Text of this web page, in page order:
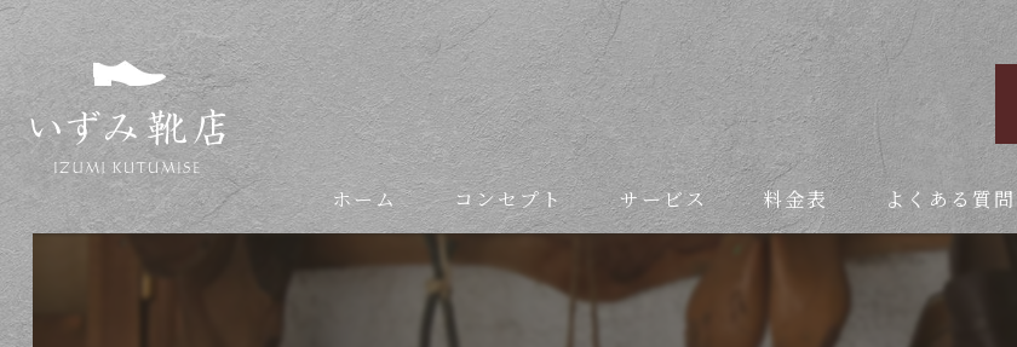
ホーム コンセプト
依頼の流れ
サービス 料金表 よくある質問